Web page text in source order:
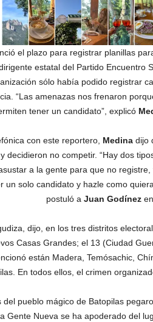
el plazo para registrar planillas
estatal del Partido Encuentro
sólo había podido registrar
“Las amenazas nos frenaron
tener un candidato”, explicó
con este reportero, Medina dijo
decidieron no competir. “Hay dos
a la gente para que no
un solo candidato y hazle como
postuló a Juan Godínez
dijo, en los tres distritos
Casas Grandes; el 13 (Ciudad
están Madera, Temósachic,
En todos ellos, el crimen
del pueblo mágico de Batopilas
Gente Nueva se ha apoderado del